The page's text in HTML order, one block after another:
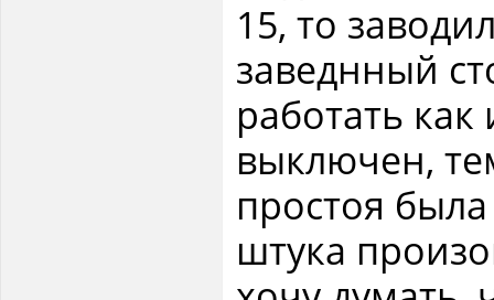
15, то
заведнный
работать
выключен,
простоя
штука